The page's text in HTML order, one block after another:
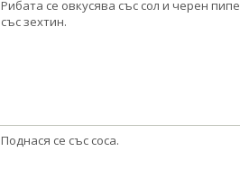
Рибата се овкусява със сол и черен
със зехтин.
Поднася се със соса.